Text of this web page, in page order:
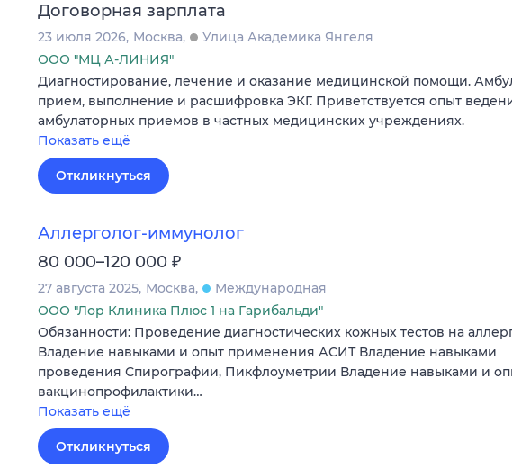
Договорная зарплата
23 июля 2026 Москва
Улица Академика Янгеля
ООО "МЦ А-ЛИНИЯ"
Диагностирование, лечение и оказание медицинской помощи.
прием, выполнение и расшифровка ЭКГ. Приветствуется опыт
амбулаторных приемов в частных медицинских учреждениях.
Показать ещё
Откликнуться
Аллерголог-иммунолог
80 000–120 000 ₽
27 августа 2025 Москва
Международная
ООО "Лор Клиника Плюс 1 на Гарибальди"
Обязанности: Проведение диагностических кожных тестов на
Владение навыками и опыт применения АСИТ Владение навыками
проведения Спирографии, Пикфлоуметрии Владение навыками и
вакцинопрофилактики…
Показать ещё
Откликнуться